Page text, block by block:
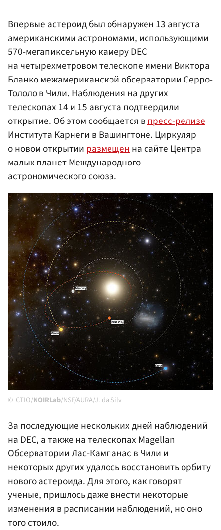
Впервые астероид был обнаружен 13 августа
американскими астрономами, использующими
570-мегапиксельную камеру DEC
на четырехметровом телескопе имени Виктора
Бланко межамериканской обсерватории Серро-
Тололо в Чили. Наблюдения на других
телескопах 14 и 15 августа подтвердили
открытие. Об этом сообщается впресс-релизе
Института Карнеги в Вашингтоне. Циркуляр
о новом открытии размещенна сайте Центра
малых планет Международного
астрономического союза.
CTIO/NOIRLab/NSF/AURA/J. da Silv
За последующие нескольких дней наблюдений
на DEC, а также на телескопах Magellan
Обсерватории Лас-Кампанас в Чили и
некоторых других удалось восстановить орбиту
нового астероида. Для этого, как говорят
ученые, пришлось даже внести некоторые
изменения в расписании наблюдений, но оно
того стоило.